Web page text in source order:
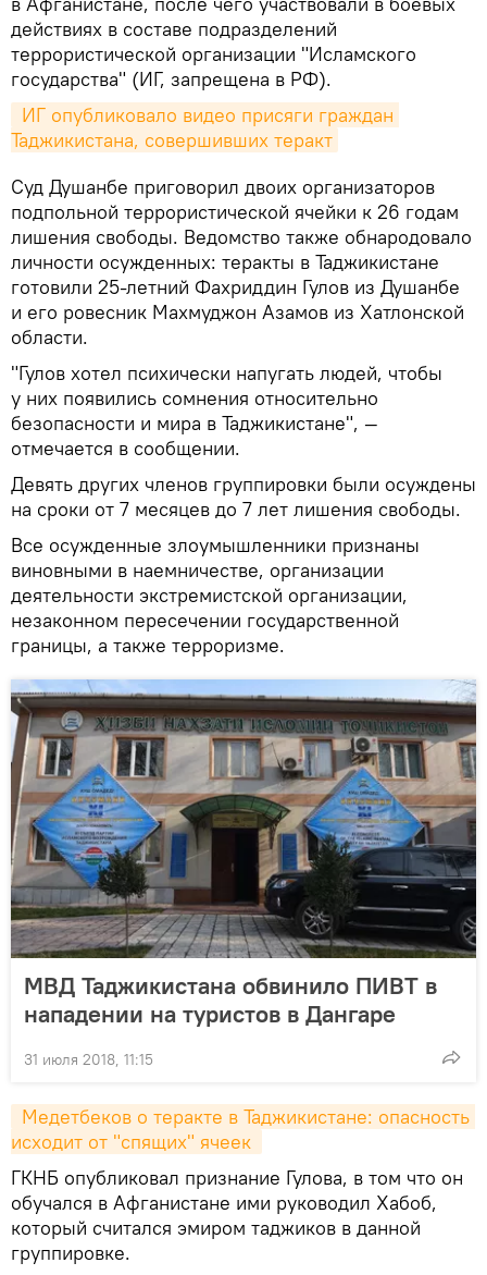
действиях в составе подразделений
террористической организации "Исламского
государства" (ИГ, запрещена в РФ).
Таджикистана, совершивших теракт
Суд Душанбе приговорил двоих организаторов
подпольной террористической ячейки к 26 годам
лишения свободы. Ведомство также обнародовало
личности осужденных: теракты в Таджикистане
готовили 25-летний Фахриддин Гулов из Душанбе
и его ровесник Махмуджон Азамов из Хатлонской
области.
"Гулов хотел психически напугать людей, чтобы
у них появились сомнения относительно
безопасности и мира в Таджикистане", —
отмечается в сообщении.
Девять других членов группировки были осуждены
на сроки от 7 месяцев до 7 лет лишения свободы.
Все осужденные злоумышленники признаны
виновными в наемничестве, организации
деятельности экстремистской организации,
незаконном пересечении государственной
границы, а также терроризме.
МВД Таджикистана обвинило ПИВТ в
нападении на туристов в Дангаре
31 июля 2018, 11:15
исходит от "спящих" ячеек
ГКНБ опубликовал признание Гулова, в том что он
обучался в Афганистане ими руководил Хабоб,
который считался эмиром таджиков в данной
группировке.